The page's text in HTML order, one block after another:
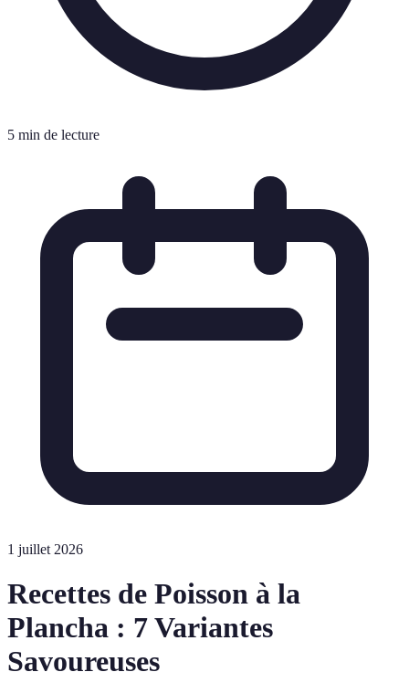
5 min de lecture
1 juillet 2026
Recettes de Poisson à la
Plancha : 7 Variantes
Savoureuses